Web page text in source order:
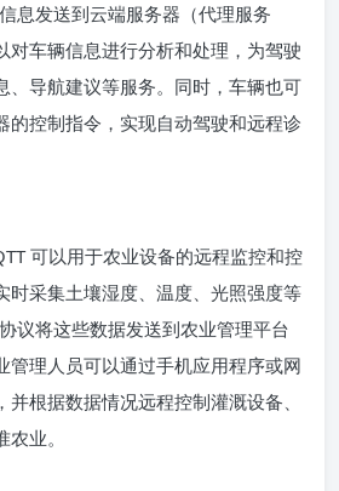
息发送到云端服务器（代理服务
对车辆信息进行分析和处理，为驾驶
、导航建议等服务。同时，车辆也可
的控制指令，实现自动驾驶和远程诊
可以用于农业设备的远程监控和控
时采集土壤湿度、温度、光照强度等
议将这些数据发送到农业管理平台
管理人员可以通过手机应用程序或网
根据数据情况远程控制灌溉设备、
业。